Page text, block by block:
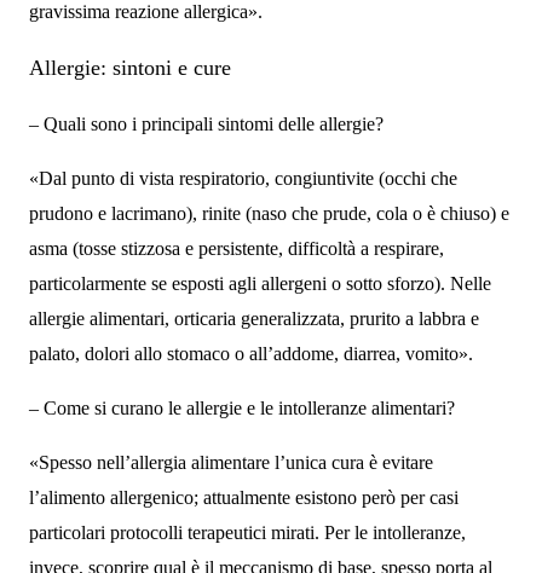
gravissima reazione allergica».
Allergie: sintoni e cure
– Quali sono i principali sintomi delle allergie?
«Dal punto di vista respiratorio, congiuntivite (occhi che
prudono e lacrimano), rinite (naso che prude, cola o è chiuso) e
asma (tosse stizzosa e persistente, difficoltà a respirare,
particolarmente se esposti agli allergeni o sotto sforzo). Nelle
allergie alimentari, orticaria generalizzata, prurito a labbra e
palato, dolori allo stomaco o all’addome, diarrea, vomito».
– Come si curano le allergie e le intolleranze alimentari?
«Spesso nell’allergia alimentare l’unica cura è evitare
l’alimento allergenico; attualmente esistono però per casi
particolari protocolli terapeutici mirati. Per le intolleranze,
invece, scoprire qual è il meccanismo di base, spesso porta al